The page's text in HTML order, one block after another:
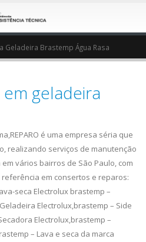
Geladeira Brastemp Água Rasa
geladeira
é uma empresa séria que
realizando serviços de manutenção
vários bairros de São Paulo, com
em consertos e reparos:
seca Electrolux brastemp –
Electrolux,brastemp – Side
Electrolux,brastemp –
– Lava e seca da marca